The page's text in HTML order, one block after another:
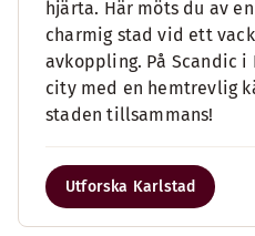
hjärta. Här möts du av
charmig stad vid ett
avkoppling. På Scandic
city med en hemtrevlig
staden tillsammans!
Utforska Karlstad